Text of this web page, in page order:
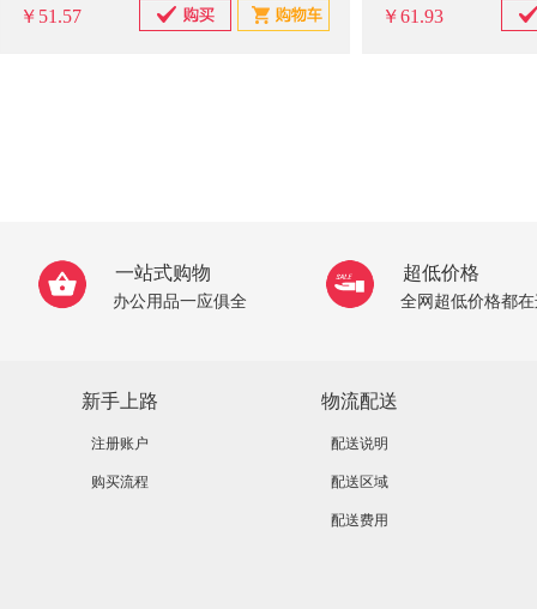
￥51.57 ￥61.93
一站式购物
办公用品一应俱全
超低价格
全网超低价格都
新手上路
注册账户
购买流程
物流配送
配送说明
配送区域
配送费用